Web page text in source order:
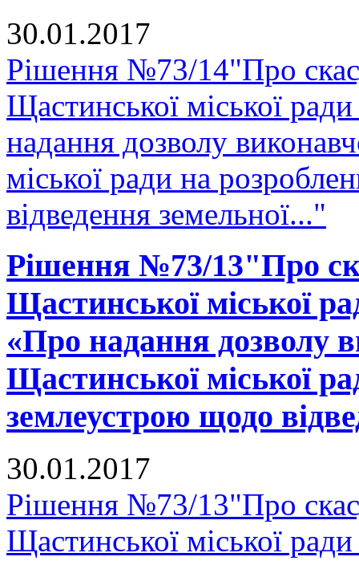
30.01.2017
Рішення №73/14"Про
Щастинської міської
надання дозволу
міської ради на
відведення земельної..."
Рішення №73/13"Про
Щастинської міської
«Про надання дозволу
Щастинської міської
землеустрою щодо
30.01.2017
Рішення №73/13"Про
Щастинської міської